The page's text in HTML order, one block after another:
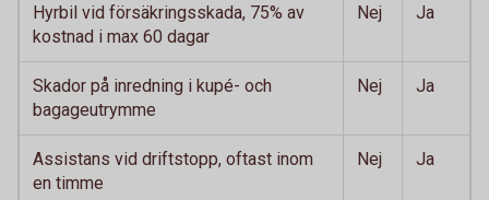
Hyrbil vid försäkringsskada, 75% av
kostnad i max 60 dagar
Nej Ja
Skador på inredning i kupé- och
bagageutrymme
Nej Ja
Assistans vid driftstopp, oftast inom
en timme
Nej Ja